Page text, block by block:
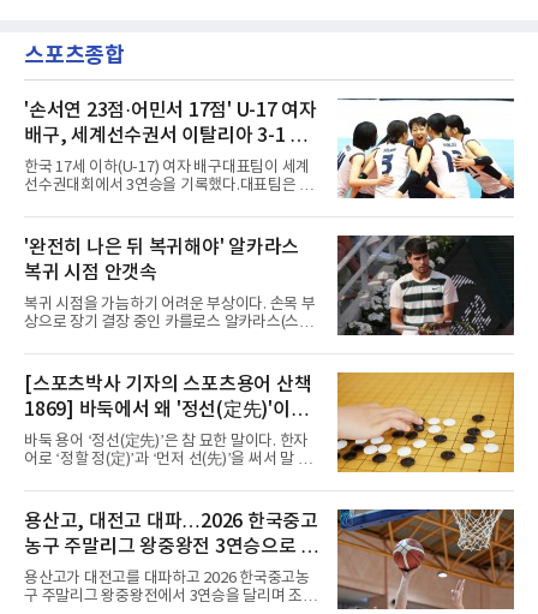
흔들었다.시점도 좋았다. 프랑스 올랭피크 리옹
이적설이 도는 배준호는 시즌 첫
쳐 당분간 출전이 어렵다고 밝혔다. 그는 후반 교
체 투입돼 두 골을 넣었으나 후반 22분 부상으로
에서 태어난 카스트로프는 측면 미드필더와 측
면 수비가 가능한 자원으로, 월드컵 남아프리카
공화국과의 조별리그 3차전에 출전했다. 해외
출생 혼혈 선수의 한국 남자 대표팀 월드컵 출전
은 그가 처음이다. 묀헨글라트바흐는 23일 DFB
포칼 1라운드, 29일 라이프치히
스포츠종합
'손서연 23점·어민서 17점' U-17 여자
배구, 세계선수권서 이탈리아 3-1 완
파...조별리그 3연승
한국 17세 이하(U-17) 여자 배구대표팀이 세계
선수권대회에서 3연승을 기록했다.대표팀은 9
FIVB U-17 여자 세계선수권대회 조별리그 D조
3차전에서 이탈리아를 3-1(25-14 25-19 13-25
25-20)로 꺾었다. 푸에르토리코, 대만에 이은 3
연승으로 승점 9를 쌓아 조 1위에 올랐다. 24개
팀이 6개 팀씩 4개 조로 나뉘어 조별리그를 치르
며 각 조 상위 4개 팀이 16강에 진출한다.지난해
U-16 아시아선수권 우승으로 처음 이 대회에 나
종반 점수 차를 벌려 승점 3을 챙겼다.블로킹은
7-16으로 밀렸지만 한국보다
'완전히 나은 뒤 복귀해야' 알카라스
복귀 시점 안갯속
복귀 시점을 가늠하기 어려운 부상이다. 손목 부
상으로 장기 결장 중인 카를로스 알카라스(스페
을지 관심이 쏠린다.얀니크 신네르(이탈리아)와
정상을 다투던 알카라스는 지난 4월 바르셀로나
오픈 이후 넉 달째 남자프로테니스(ATP) 투어 경
기에 나서지 못하고 있다. 9일 영국 BBC 등에 따
르면 그는 손목 힘줄을 감싸는 활막에 염증이 생
기는 건초염을 앓고 있다.이 부상이 까다로운 이
유가 있다. 반복적으로 라켓을 쥐고 휘두르는 동
최장 1년의 회복이 필요하다. 알카라스는 수술
은 받지 않았다. 라켓
[스포츠박사 기자의 스포츠용어 산책
1869] 바둑에서 왜 '정선(定先)'이라
말할까
바둑 용어 ‘정선(定先)’은 참 묘한 말이다. 한자
어로 ‘정할 정(定)’과 ‘먼저 선(先)’을 써서 말 그
이 먼저 두되 백에게 덤을 주지 않는 방식이다.
요즘 프로기사들의 대국은 대부분 ‘호선(互
先)’으로 치러지고, 백에게 6집 반 또는 7집 반의
덤을 주는 것이 일반적이다. (본 코너 1868회 ‘바
둑에서 왜 ‘호선(互先)’이라 말할까‘ 참조) 반면
정선에서는 흑이 먼저 두는 대신 덤이 없다. 한국
기원 역시 기력 차이를 표시하는 기준에서 정선
용산고, 대전고 대파…2026 한국중고
농구 주말리그 왕중왕전 3연승으로 조
1위 16강 진출
용산고가 대전고를 대파하고 2026 한국중고농
구 주말리그 왕중왕전에서 3연승을 달리며 조 1